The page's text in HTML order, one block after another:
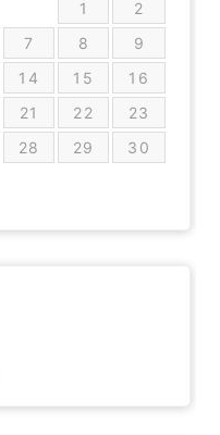
1
2
7 8
9
14 15
16
21 22
23
28 29
30